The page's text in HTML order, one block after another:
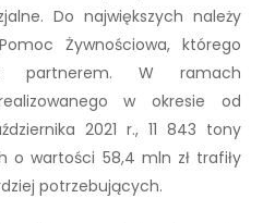
Do największych należy
Żywnościowa, którego
partnerem. W ramach
w okresie od
2021 r., 11 843 tony
o wartości 58,4 mln zł trafiły
potrzebujących.